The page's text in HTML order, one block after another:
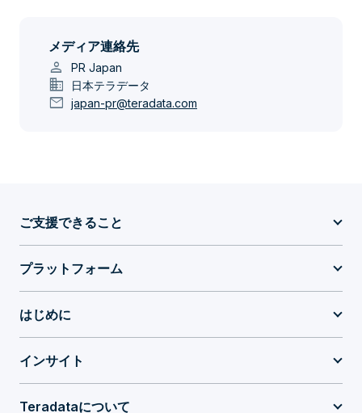
メディア連絡先
person PR Japan
domain 日本テラデータ
mail japan-pr@teradata.com
ご支援できること
プラットフォーム
はじめに
インサイト
Teradataについて